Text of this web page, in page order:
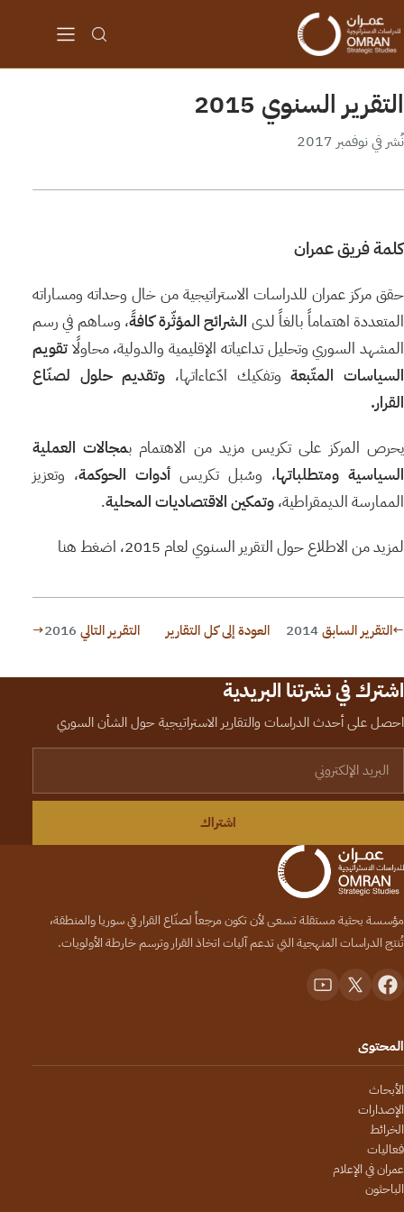
التقرير السنوي 2015
نُشر في نوفمبر 2017
كلمة فريق عمران
حقق مركز عمران للدراسات الاستراتيجية من خال وحداته ومساراته
المتعددة اهتماماً بالغاً لدى الشرائح المؤثّرة كافةً، وساهم في رسم
المشهد السوري وتحليل تداعياته الإقليمية والدولية، محاولًاتقويم
السياسات المتّبعةوتفكيك ادّعاءاتها، وتقديم حلول لصنّاع
القرار.
يحرص المركز على تكريس مزيد من الاهتمام بمجالات العملية
السياسية ومتطلباتها، وسُبل تكريسأدوات الحوكمة، وتعزيز
الممارسة الديمقراطية، وتمكين الاقتصاديات المحلية.
لمزيد من الاطلاع حول التقرير السنوي لعام 2015، اضغط هنا
←التقرير السابق2014 العودة إلى كل التقارير التقرير التالي 2016
→
اشترك في نشرتنا البريدية
احصل على أحدث الدراسات والتقارير الاستراتيجية حول الشأن السوري
اشتراك
مؤسسة بحثية مستقلة تسعى لأن تكون مرجعاً لصنّاع القرار في سوريا والمنطقة،
تُنتج الدراسات المنهجية التي تدعم آليات اتخاذ القرار وترسم خارطة الأولويات.
المحتوى
الأبحاث
الإصدارات
الخرائط
فعاليات
عمران في الإعلام
الباحثون